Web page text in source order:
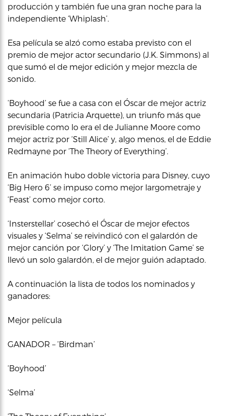
producción y también fue una gran noche para la
independiente ‘Whiplash’.
Esa película se alzó como estaba previsto con el
premio de mejor actor secundario (J.K. Simmons) al
que sumó el de mejor edición y mejor mezcla de
sonido.
‘Boyhood’ se fue a casa con el Óscar de mejor actriz
secundaria (Patricia Arquette), un triunfo más que
previsible como lo era el de Julianne Moore como
mejor actriz por ‘Still Alice’ y, algo menos, el de Eddie
Redmayne por ‘The Theory of Everything’.
En animación hubo doble victoria para Disney, cuyo
‘Big Hero 6’ se impuso como mejor largometraje y
‘Feast’ como mejor corto.
‘Insterstellar’ cosechó el Óscar de mejor efectos
visuales y ‘Selma’ se reivindicó con el galardón de
mejor canción por ‘Glory’ y ‘The Imitation Game’ se
llevó un solo galardón, el de mejor guión adaptado.
A continuación la lista de todos los nominados y
ganadores:
Mejor película
GANADOR – ‘Birdman’
‘Boyhood’
‘Selma’